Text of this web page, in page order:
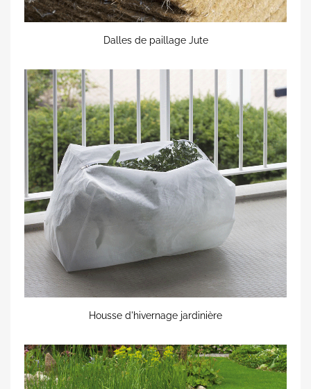
Dalles de paillage Jute
Housse d'hivernage jardinière